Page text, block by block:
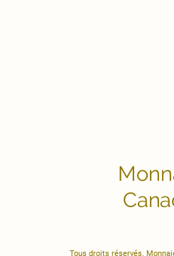
Tous droits réservés.